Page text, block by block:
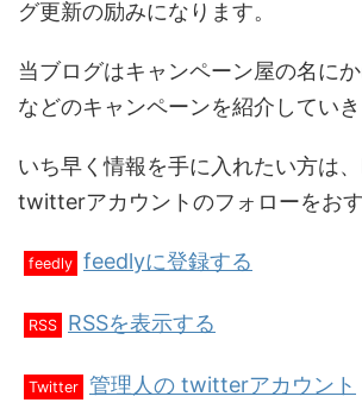
グ更新の励みになります。
当ブログはキャンペーン屋の名に
などのキャンペーンを紹介していき
いち早く情報を手に入れたい方は
twitterアカウントのフォローをおす
feedly feedlyに登録する
RSS RSSを表示する
Twitter 管理人の twitterアカウント